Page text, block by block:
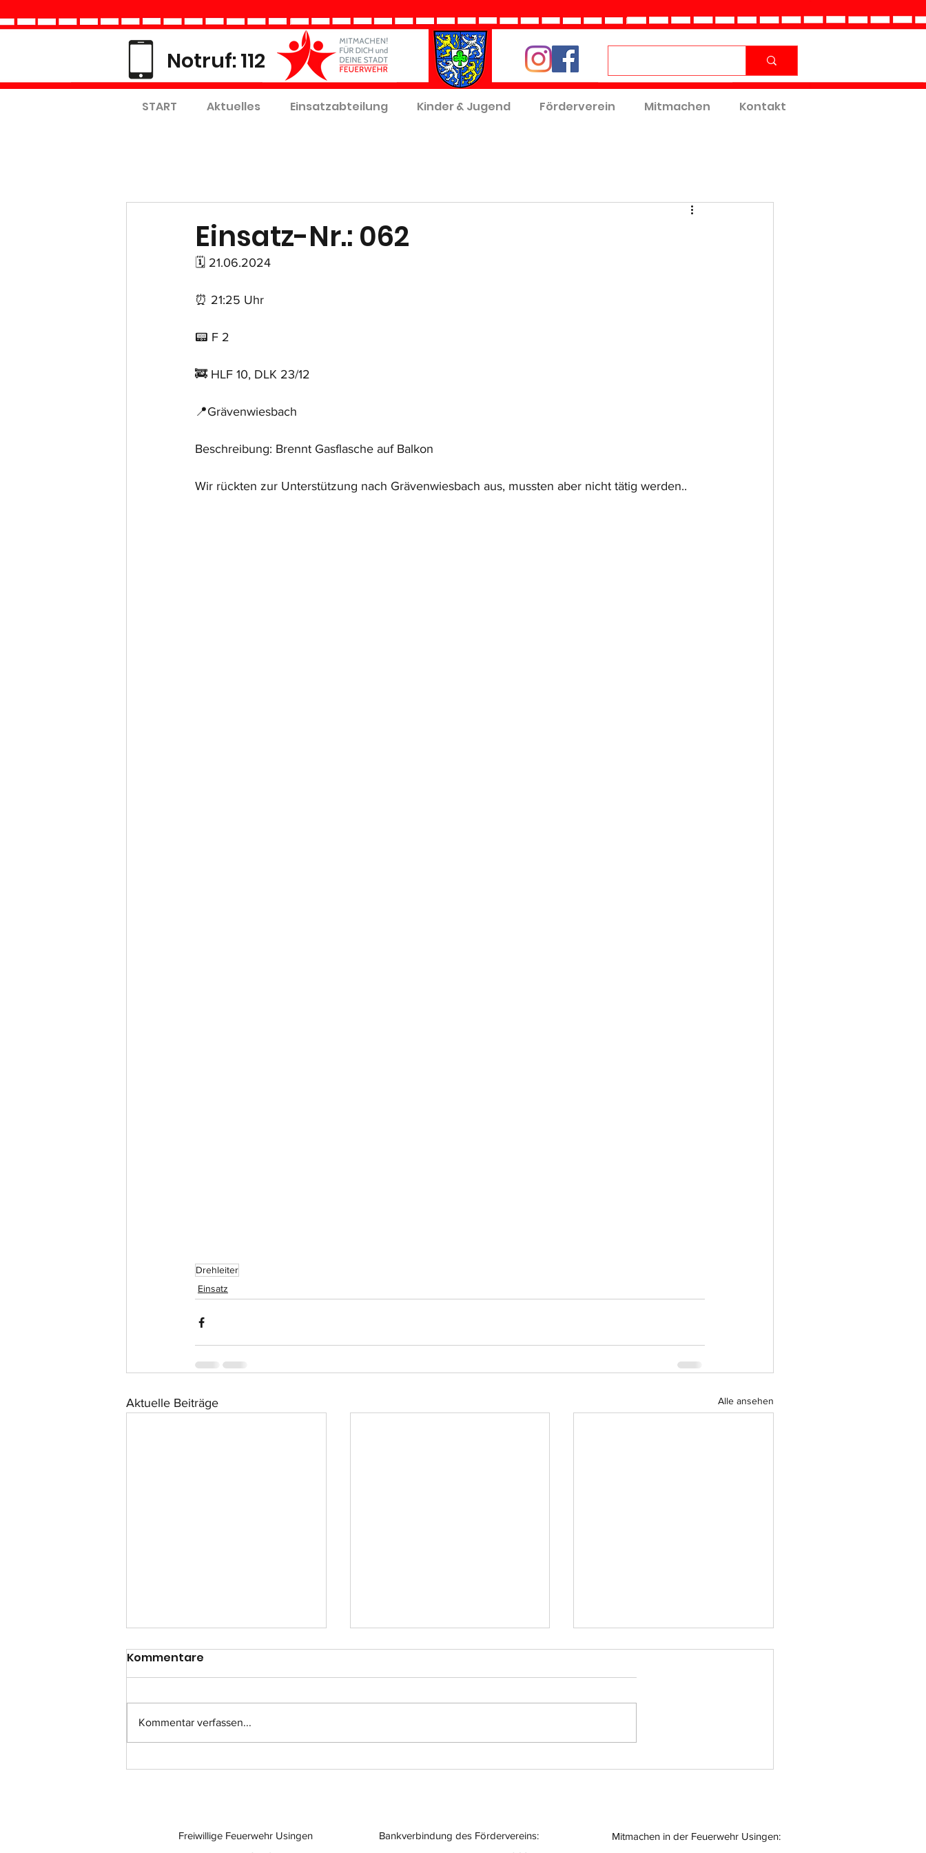
Notruf: 112
START Aktuelles Einsatzabteilung Kinder & Jugend Förderverein Mitmachen Kontakt
Einsatz-Nr.: 062
🗓 21.06.2024
⏰ 21:25 Uhr
📟 F 2
🚒 HLF 10, DLK 23/12
📍Grävenwiesbach
Beschreibung: Brennt Gasflasche auf Balkon
Wir rückten zur Unterstützung nach Grävenwiesbach aus, mussten aber nicht tätig werden..
Drehleiter
Einsatz
Aktuelle Beiträge Alle ansehen
Einsatz-Nr.: 057
Kommentare
Kommentar verfassen...
Bankverbindung des Fördervereins:
Freiwillige Feuerwehr Usingen
Mitmachen in der Feuerwehr Usingen: